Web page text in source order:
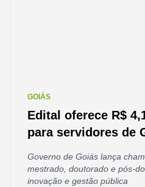
GOIÁS
Edital oferece R$
para servidores de
Governo de Goiás lança
mestrado, doutorado e pós-
inovação e gestão pública